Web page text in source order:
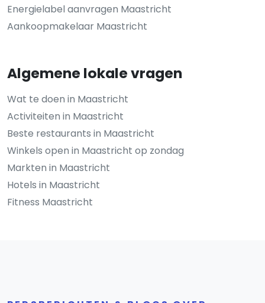
Energielabel aanvragen Maastricht
Aankoopmakelaar Maastricht
Algemene lokale vragen
Wat te doen in Maastricht
Activiteiten in Maastricht
Beste restaurants in Maastricht
Winkels open in Maastricht op zondag
Markten in Maastricht
Hotels in Maastricht
Fitness Maastricht